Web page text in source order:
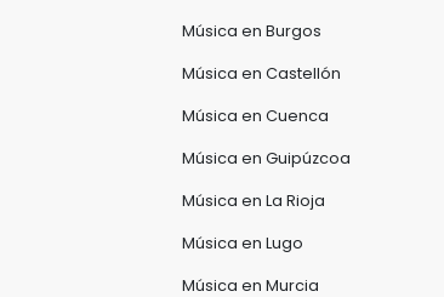
Música en Burgos
Música en Castellón
Música en Cuenca
Música en Guipúzcoa
Música en La Rioja
Música en Lugo
Música en Murcia